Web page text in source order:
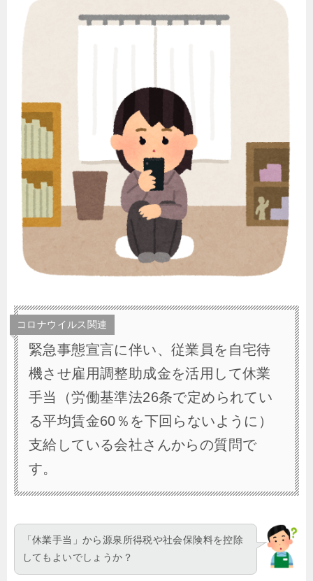
コロナウイルス関連
緊急事態宣言に伴い、従業員を自宅待
機させ雇用調整助成金を活用して休業
手当（労働基準法26条で定められてい
る平均賃金60％を下回らないように）
支給している会社さんからの質問で
す。
「休業手当」から源泉所得税や社会保険料を控除
してもよいでしょうか？